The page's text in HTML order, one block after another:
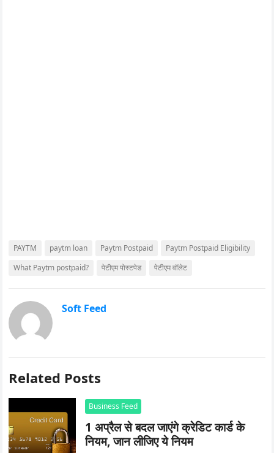
PAYTM paytm loan Paytm Postpaid
Paytm Postpaid Eligibility
What Paytm postpaid?
पेटीएम पोस्टपेड पेटीएम वॉलेट
Soft Feed
Related Posts
Business Feed
1 अप्रैल से बदल जाएंगे क्रेडिट कार्ड के
नियम, जान लीजिए ये नियम